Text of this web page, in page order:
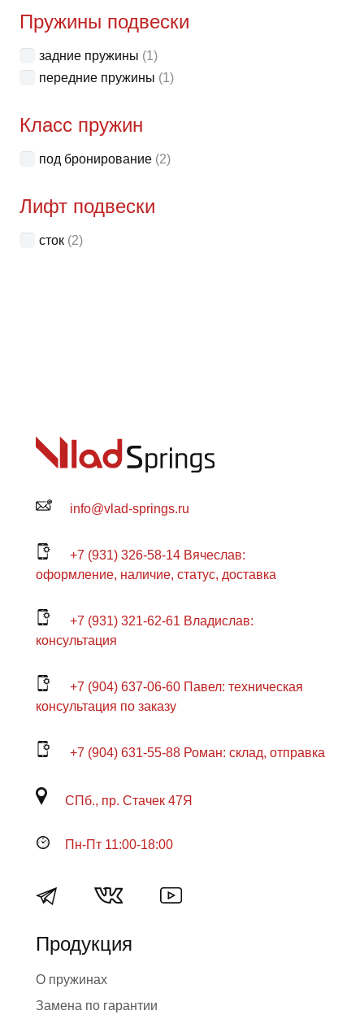
Пружины подвески
задние пружины (1)
передние пружины (1)
Класс пружин
под бронирование (2)
Лифт подвески
сток (2)
info@vlad-springs.ru
+7 (931) 326-58-14 Вячеслав:
оформление, наличие, статус, доставка
+7 (931) 321-62-61 Владислав:
консультация
+7 (904) 637-06-60 Павел: техническая
консультация по заказу
+7 (904) 631-55-88 Роман: склад, отправка
СПб., пр. Стачек 47Я
Пн-Пт 11:00-18:00
Продукция
О пружинах
Замена по гарантии